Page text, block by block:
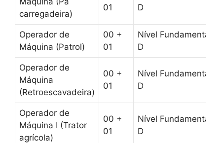
carregadeira)
01
D
Operador de
Máquina (Patrol)
00 +
01
Nível Fundamental
D
Operador de
Máquina
(Retroescavadeira)
00 +
01
Nível Fundamental
D
Operador de
Máquina I (Trator
agrícola)
00 +
01
Nível Fundamental
D